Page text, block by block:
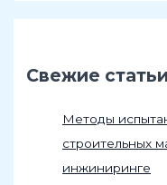
Свежие статьи
Методы
строительных
инжиниринге